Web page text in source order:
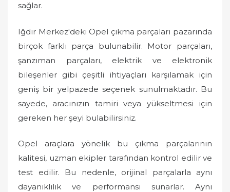
sağlar.
Iğdır Merkez'deki Opel çıkma parçaları pazarında
birçok farklı parça bulunabilir. Motor parçaları,
şanzıman parçaları, elektrik ve elektronik
bileşenler gibi çeşitli ihtiyaçları karşılamak için
geniş bir yelpazede seçenek sunulmaktadır. Bu
sayede, aracınızın tamiri veya yükseltmesi için
gereken her şeyi bulabilirsiniz.
Opel araçlara yönelik bu çıkma parçalarının
kalitesi, uzman ekipler tarafından kontrol edilir ve
test edilir. Bu nedenle, orijinal parçalarla aynı
dayanıklılık ve performansı sunarlar. Aynı